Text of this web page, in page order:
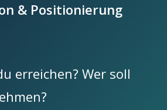
& Positionierung
erreichen? Wer soll